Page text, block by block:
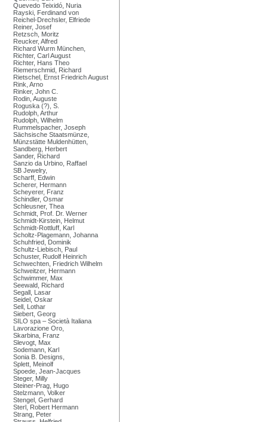
Quevedo Teixidó, Nuria
Rayski, Ferdinand von
Reichel-Drechsler, Elfriede
Reiner, Josef
Retzsch, Moritz
Reucker, Alfred
Richard Wurm München,
Richter, Carl August
Richter, Hans Theo
Riemerschmid, Richard
Rietschel, Ernst Friedrich August
Rink, Arno
Rinker, John C.
Rodin, Auguste
Roguska (?), S.
Rudolph, Arthur
Rudolph, Wilhelm
Rummelspacher, Joseph
Sächsische Staatsmünze,
Münzstätte Muldenhütten,
Sandberg, Herbert
Sander, Richard
Sanzio da Urbino, Raffael
SB Jewelry,
Scharff, Edwin
Scherer, Hermann
Scheyerer, Franz
Schindler, Osmar
Schleusner, Thea
Schmidt, Prof. Dr. Werner
Schmidt-Kirstein, Helmut
Schmidt-Rottluff, Karl
Scholtz-Plagemann, Johanna
Schuhfried, Dominik
Schultz-Liebisch, Paul
Schuster, Rudolf Heinrich
Schwechten, Friedrich Wilhelm
Schweitzer, Hermann
Schwimmer, Max
Seewald, Richard
Segall, Lasar
Seidel, Oskar
Sell, Lothar
Siebert, Georg
SILO spa – Società Italiana
Lavorazione Oro,
Skarbina, Franz
Slevogt, Max
Sodemann, Karl
Sonia B. Designs,
Splett, Meinolf
Spoede, Jean-Jacques
Steger, Milly
Steiner-Prag, Hugo
Stelzmann, Volker
Stengel, Gerhard
Sterl, Robert Hermann
Strang, Peter